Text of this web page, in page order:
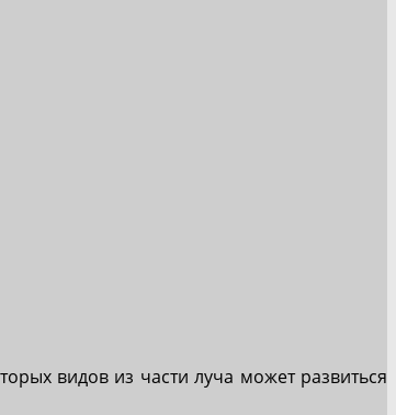
видов из части луча может развиться